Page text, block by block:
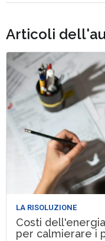
Articoli
LA RISOLUZIONE
Costi
per calmierare i